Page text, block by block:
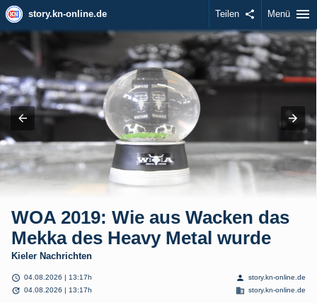
story.kn-online.de Teilen share Menü menu
WOA 2019: Wie aus Wacken das
Mekka des Heavy Metal wurde
Kieler Nachrichten
schedule 04.08.2026 | 13:17h
update 04.08.2026 | 13:17h
person story.kn-online.de
domain story.kn-online.de